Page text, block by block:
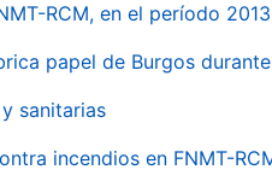
RCM, en el período 2013
papel de Burgos
sanitarias
incendios en FNMT-